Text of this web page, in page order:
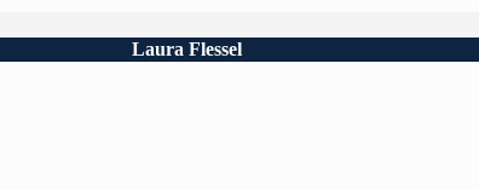
Laura Flessel